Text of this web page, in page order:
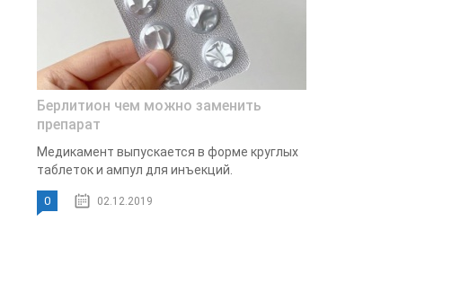
Берлитион чем можно заменить
препарат
Медикамент выпускается в форме круглых
таблеток и ампул для инъекций.
0 02.12.2019